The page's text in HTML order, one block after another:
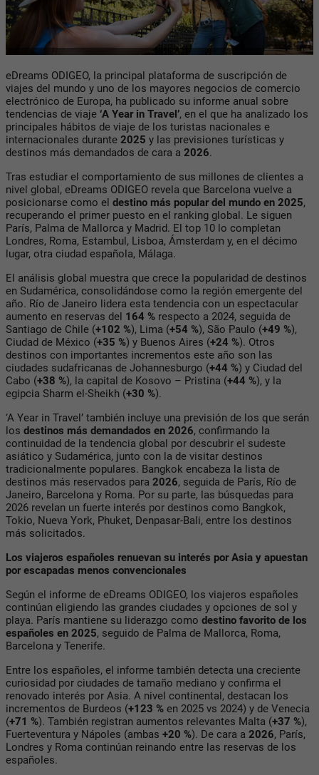
eDreams ODIGEO, la principal plataforma de suscripción de
viajes del mundo y uno de los mayores negocios de comercio
electrónico de Europa, ha publicado su informe anual sobre
tendencias de viaje ‘A Year in Travel’, en el que ha analizado los
principales hábitos de viaje de los turistas nacionales e
internacionales durante 2025 y las previsiones turísticas y
destinos más demandados de cara a 2026.
Tras estudiar el comportamiento de sus millones de clientes a
nivel global, eDreams ODIGEO revela que Barcelona vuelve a
posicionarse como el destino más popular del mundo en 2025,
recuperando el primer puesto en el ranking global. Le siguen
París, Palma de Mallorca y Madrid. El top 10 lo completan
Londres, Roma, Estambul, Lisboa, Ámsterdam y, en el décimo
lugar, otra ciudad española, Málaga.
El análisis global muestra que crece la popularidad de destinos
en Sudamérica, consolidándose como la región emergente del
año. Río de Janeiro lidera esta tendencia con un espectacular
aumento en reservas del 164 % respecto a 2024, seguida de
Santiago de Chile (+102 %), Lima (+54 %), São Paulo (+49 %),
Ciudad de México (+35 %) y Buenos Aires (+24 %). Otros
destinos con importantes incrementos este año son las
ciudades sudafricanas de Johannesburgo (+44 %) y Ciudad del
Cabo (+38 %), la capital de Kosovo – Pristina (+44 %), y la
egipcia Sharm el-Sheikh (+30 %).
‘A Year in Travel’ también incluye una previsión de los que serán
los destinos más demandados en 2026, confirmando la
continuidad de la tendencia global por descubrir el sudeste
asiático y Sudamérica, junto con la de visitar destinos
tradicionalmente populares. Bangkok encabeza la lista de
destinos más reservados para 2026, seguida de París, Río de
Janeiro, Barcelona y Roma. Por su parte, las búsquedas para
2026 revelan un fuerte interés por destinos como Bangkok,
Tokio, Nueva York, Phuket, Denpasar-Bali, entre los destinos
más solicitados.
Los viajeros españoles renuevan su interés por Asia y apuestan
por escapadas menos convencionales
Según el informe de eDreams ODIGEO, los viajeros españoles
continúan eligiendo las grandes ciudades y opciones de sol y
playa. París mantiene su liderazgo como destino favorito de los
españoles en 2025, seguido de Palma de Mallorca, Roma,
Barcelona y Tenerife.
Entre los españoles, el informe también detecta una creciente
curiosidad por ciudades de tamaño mediano y confirma el
renovado interés por Asia. A nivel continental, destacan los
incrementos de Burdeos (+123 % en 2025 vs 2024) y de Venecia
(+71 %). También registran aumentos relevantes Malta (+37 %),
Fuerteventura y Nápoles (ambas +20 %). De cara a 2026, París,
Londres y Roma continúan reinando entre las reservas de los
españoles.